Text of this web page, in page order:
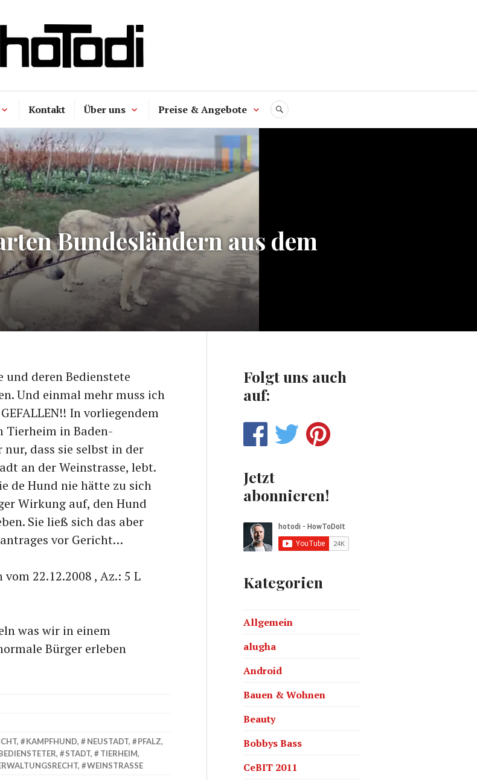
hoTodi
Kontakt Über uns Preise & Angebote SUCHE
Bundesländern aus dem
deren Bedienstete
Und einmal mehr muss ich
In vorliegendem
Tierheim in Baden-
dass sie selbst in der
an der Weinstrasse, lebt.
de Hund nie hätte zu sich
Wirkung auf, den Hund
Sie ließ sich das aber
vor Gericht…
22.12.2008 , Az.: 5 L
was wir in einem
Bürger erleben
, KAMPFHUND, NEUSTADT, PFALZ,
, STADT, TIERHEIM,
, WEINSTRASSE
Folgt uns auch
auf:
Jetzt
abonnieren!
Kategorien
Allgemein
alugha
Android
Bauen & Wohnen
Beauty
Bobbys Bass
CeBIT 2011